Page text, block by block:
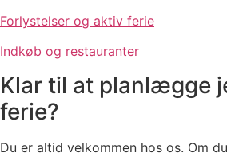
Forlystelser og aktiv ferie
Indkøb og restauranter
Klar til at planlægge
ferie?
Du er altid velkommen hos os. Om